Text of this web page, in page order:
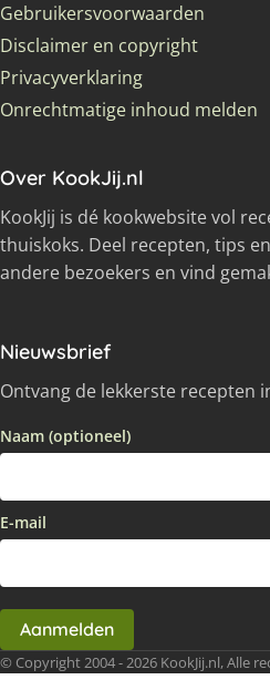
Gebruikersvoorwaarden
Disclaimer en copyright
Privacyverklaring
Onrechtmatige inhoud melden
Over KookJij.nl
KookJij is dé kookwebsite vol
thuiskoks. Deel recepten, tips
andere bezoekers en vind
Nieuwsbrief
Ontvang de lekkerste recepten
Naam (optioneel)
E-mail
Aanmelden
© Copyright 2004 - 2026 KookJij.nl, Alle